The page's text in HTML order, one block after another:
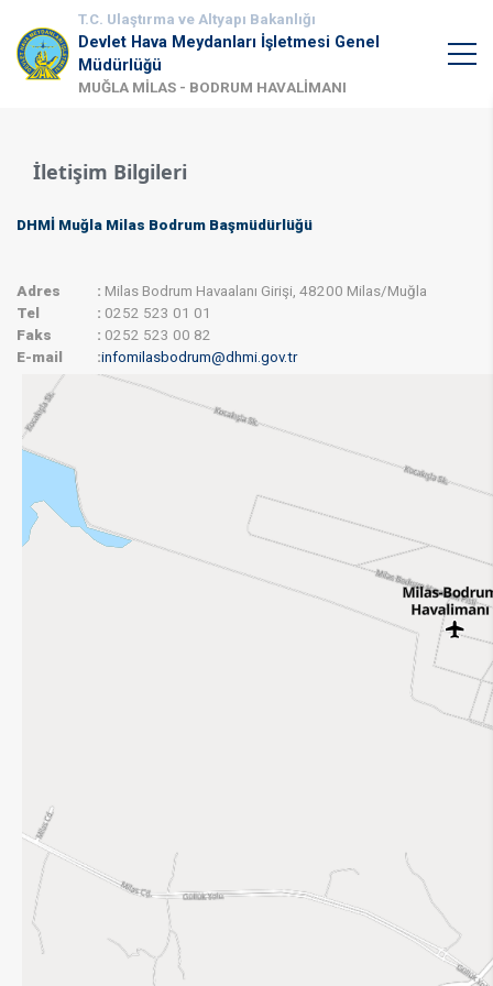
T.C. Ulaştırma ve Altyapı Bakanlığı
Devlet Hava Meydanları İşletmesi Genel
Müdürlüğü
MUĞLA MİLAS - BODRUM HAVALİMANI
İletişim Bilgileri
DHMİ Muğla Milas Bodrum Başmüdürlüğü
Adres : Milas Bodrum Havaalanı Girişi, 48200 Milas/Muğla
Tel
: 0252 523 01 01​
Faks
: 0252 523 00 82​​
E-mail
:infomilasbodrum@dhmi.gov.tr